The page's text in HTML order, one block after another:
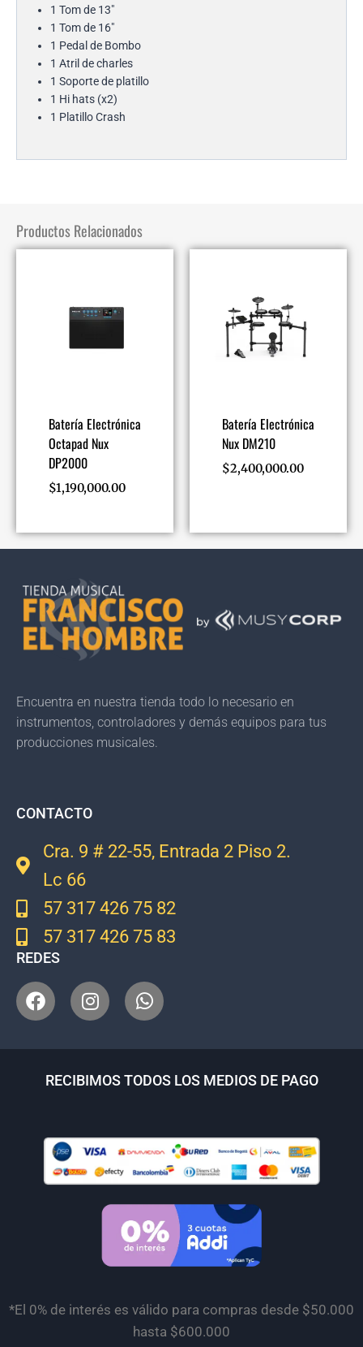
1 Tom de 13″
1 Tom de 16″
1 Pedal de Bombo
1 Atril de charles
1 Soporte de platillo
1 Hi hats (x2)
1 Platillo Crash
Productos Relacionados
Batería Electrónica
Octapad Nux
DP2000
$1,190,000.00
Batería Electrónica
Nux DM210
$2,400,000.00
Encuentra en nuestra tienda todo lo necesario en
instrumentos, controladores y demás equipos para tus
producciones musicales.
CONTACTO
Cra. 9 # 22-55, Entrada 2 Piso 2.
Lc 66
57 317 426 75 82
57 317 426 75 83
REDES
RECIBIMOS TODOS LOS MEDIOS DE PAGO
*El 0% de interés es válido para compras desde $50.000
hasta $600.000